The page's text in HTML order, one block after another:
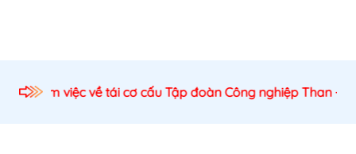
trì làm việc về tái cơ cấu Tập đoàn Công nghiệp Than -